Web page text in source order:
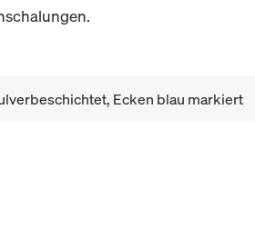
Ecken blau markiert